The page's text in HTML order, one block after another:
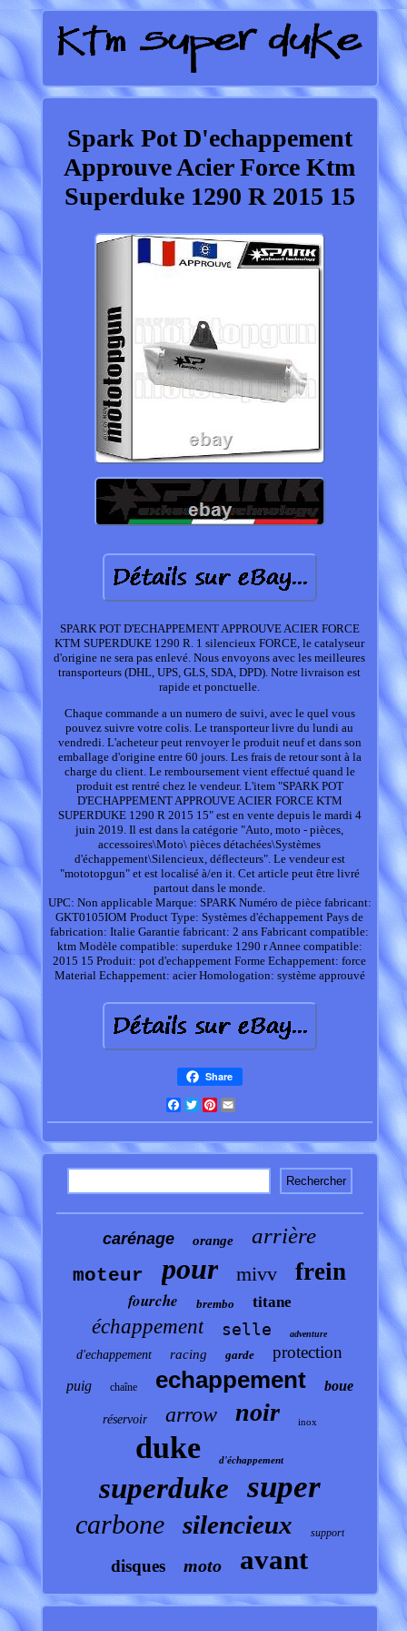
Spark Pot D'echappement
Approuve Acier Force Ktm
Superduke 1290 R 2015 15
SPARK POT D'ECHAPPEMENT APPROUVE ACIER FORCE
KTM SUPERDUKE 1290 R. 1 silencieux FORCE, le catalyseur
d'origine ne sera pas enlevé. Nous envoyons avec les meilleures
transporteurs (DHL, UPS, GLS, SDA, DPD). Notre livraison est
rapide et ponctuelle.
Chaque commande a un numero de suivi, avec le quel vous
pouvez suivre votre colis. Le transporteur livre du lundi au
vendredi. L'acheteur peut renvoyer le produit neuf et dans son
emballage d'origine entre 60 jours. Les frais de retour sont à la
charge du client. Le remboursement vient effectué quand le
produit est rentré chez le vendeur. L'item "SPARK POT
D'ECHAPPEMENT APPROUVE ACIER FORCE KTM
SUPERDUKE 1290 R 2015 15" est en vente depuis le mardi 4
juin 2019. Il est dans la catégorie "Auto, moto - pièces,
accessoires\Moto\ pièces détachées\Systèmes
d'échappement\Silencieux, déflecteurs". Le vendeur est
"mototopgun" et est localisé à/en it. Cet article peut être livré
partout dans le monde.
UPC: Non applicable Marque: SPARK Numéro de pièce fabricant:
GKT0105IOM Product Type: Systèmes d'échappement Pays de
fabrication: Italie Garantie fabricant: 2 ans Fabricant compatible:
ktm Modèle compatible: superduke 1290 rAnnee compatible:
2015 15 Produit: pot d'echappement Forme Echappement: force
Material Echappement: acier Homologation: système approuvé
Share
Facebook
TwitterPinterest
carénage orange arrière
moteur pour mivv frein
fourche brembo titane
échappement selle adventure
d'echappement racing garde protection
puig chaîne echappement boue
réservoir arrow noir inox
duke d'échappement
superduke super
carbone silencieux support
disques moto avant